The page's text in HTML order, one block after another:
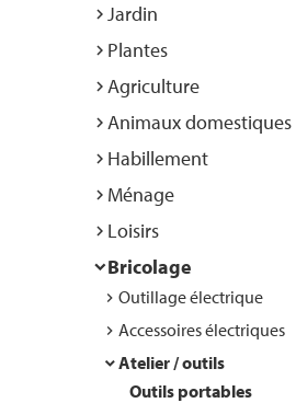
Jardin
Plantes
Agriculture
Animaux domestiques
Habillement
Ménage
Loisirs
Bricolage
Outillage électrique
Accessoires électriques
Atelier / outils
Outils portables